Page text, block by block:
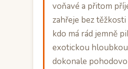
voňavé a přitom
zahřeje bez
kdo má rád jemně
exotickou
dokonale